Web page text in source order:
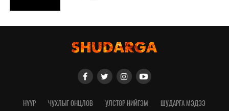
НҮҮР ЧУХЛЫГ ОНЦЛОВ УЛСТӨР НИЙГЭМ ШУДАРГА МЭДЭЭ